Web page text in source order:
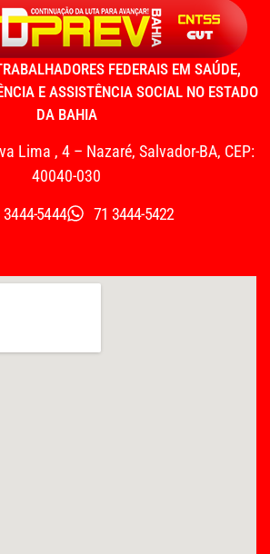
FEDERAIS EM SAÚDE,
E ASSISTÊNCIA SOCIAL NO ESTADO
DA BAHIA
Lima , 4 – Nazaré, Salvador-BA, CEP:
40040-030
3444-5444
71 3444-5422